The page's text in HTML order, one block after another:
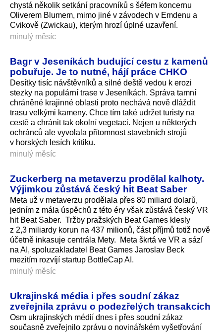
chystá několik setkání pracovníků s šéfem koncernu
Oliverem Blumem, mimo jiné v závodech v Emdenu a
Cvikově (Zwickau), kterým hrozí úplné uzavření.
minulý měsíc
Bagr v Jeseníkách budující cestu z kamenů
pobuřuje. Je to nutné, hájí práce CHKO
Desítky tisíc návštěvníků a silné deště vedou k erozi
stezky na populární trase v Jeseníkách. Správa tamní
chráněné krajinné oblasti proto nechává nově dláždit
trasu velkými kameny. Chce tím také udržet turisty na
cestě a chránit tak okolní vegetaci. Nejen u některých
ochránců ale vyvolala přítomnost stavebních strojů
v horských lesích kritiku.
minulý měsíc
Zuckerberg na metaverzu prodělal kalhoty.
Výjimkou zůstává český hit Beat Saber
Meta už v metaverzu prodělala přes 80 miliard dolarů,
jedním z mála úspěchů z této éry však zůstává český VR
hit Beat Saber. Tržby pražských Beat Games klesly
z 2,3 miliardy korun na 437 milionů, část příjmů totiž nově
účetně inkasuje centrála Mety. Meta škrtá ve VR a sází
na AI, spoluzakladatel Beat Games Jaroslav Beck
mezitím rozvíjí startup BottleCap AI.
minulý měsíc
Ukrajinská média i přes soudní zákaz
zveřejnila zprávu o podezřelých transakcích
Osm ukrajinských médií dnes i přes soudní zákaz
současně zveřejnilo zprávu o novinářském vyšetřování